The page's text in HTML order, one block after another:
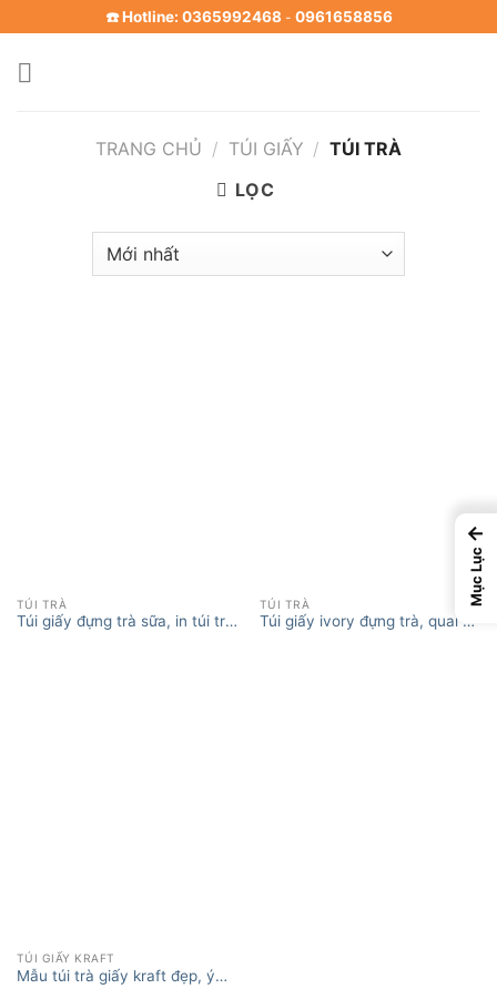
to
content
☎️ Hotline: 0365992468 - 0961658856
TRANG CHỦ / TÚI GIẤY / TÚI TRÀ
LỌC
TÚI TRÀ
Túi giấy đựng trà sữa, in túi trà
TÚI TRÀ
Túi giấy ivory đựng trà, quai dù
TÚI GIẤY KRAFT
Mẫu túi trà giấy kraft đẹp, ý
←
Mục Lục